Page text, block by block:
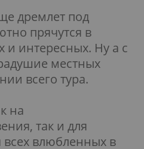
дремлет под
прячутся в
и интересных. Ну а с
местных
всего тура.
на
так и для
влюбленных в